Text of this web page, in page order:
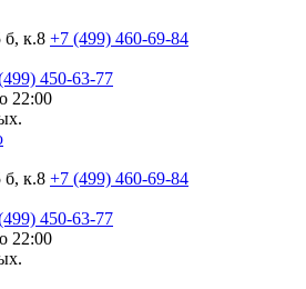
б, к.8 +7 (499) 460-69-84
450-63-77
22:00
б, к.8 +7 (499) 460-69-84
450-63-77
22:00